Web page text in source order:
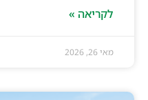
לקריאה »
מאי 26, 2026